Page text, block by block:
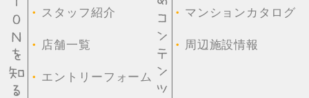
・ スタッフ紹介
・ 店舗一覧
・ エントリーフォーム
・ マンションカタログ
・ 周辺施設情報